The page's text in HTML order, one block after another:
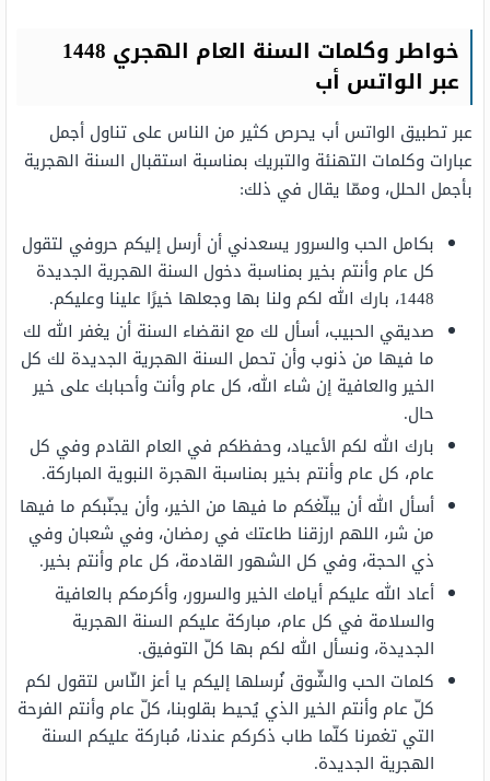
خواطر وكلمات السنة العام الهجري 1448
عبر الواتس أب
عبر تطبيق الواتس أب يحرص كثير من الناس على تناول أجمل
عبارات وكلمات التهنئة والتبريك بمناسبة استقبال السنة الهجرية
بأجمل الحلل، وممّا يقال في ذلك:
بكامل الحب والسرور يسعدني أن أرسل إليكم حروفي لتقول
كل عام وأنتم بخير بمناسبة دخول السنة الهجرية الجديدة
1448، بارك الله لكم ولنا بها وجعلها خيرًا علينا وعليكم.
صديقي الحبيب، أسأل لك مع انقضاء السنة أن يغفر الله لك
ما فيها من ذنوب وأن تحمل السنة الهجرية الجديدة لك كل
الخير والعافية إن شاء الله، كل عام وأنت وأحبابك على خير
حال.
بارك الله لكم الأعياد، وحفظكم في العام القادم وفي كل
عام، كل عام وأنتم بخير بمناسبة الهجرة النبوية المباركة.
أسأل الله أن يبلّغكم ما فيها من الخير، وأن يجنّبكم ما فيها
من شر، اللهم ارزقنا طاعتك في رمضان، وفي شعبان وفي
ذي الحجة، وفي كل الشهور القادمة، كل عام وأنتم بخير.
أعاد الله عليكم أيامك الخير والسرور، وأكرمكم بالعافية
والسلامة في كل عام، مباركة عليكم السنة الهجرية
الجديدة، ونسأل الله لكم بها كلّ التوفيق.
كلمات الحب والشّوق نُرسلها إليكم يا أعز النّاس لتقول لكم
كلّ عام وأنتم الخير الذي يُحيط بقلوبنا، كلّ عام وأنتم الفرحة
التي تغمرنا كلّما طاب ذكركم عندنا، مُباركة عليكم السنة
الهجرية الجديدة.